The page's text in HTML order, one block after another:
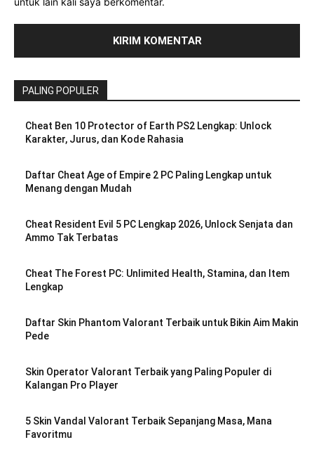
PALING POPULER
Cheat Ben 10 Protector of Earth PS2 Lengkap: Unlock
Karakter, Jurus, dan Kode Rahasia
Daftar Cheat Age of Empire 2 PC Paling Lengkap untuk
Menang dengan Mudah
Cheat Resident Evil 5 PC Lengkap 2026, Unlock Senjata dan
Ammo Tak Terbatas
Cheat The Forest PC: Unlimited Health, Stamina, dan Item
Lengkap
Daftar Skin Phantom Valorant Terbaik untuk Bikin Aim Makin
Pede
Skin Operator Valorant Terbaik yang Paling Populer di
Kalangan Pro Player
5 Skin Vandal Valorant Terbaik Sepanjang Masa, Mana
Favoritmu